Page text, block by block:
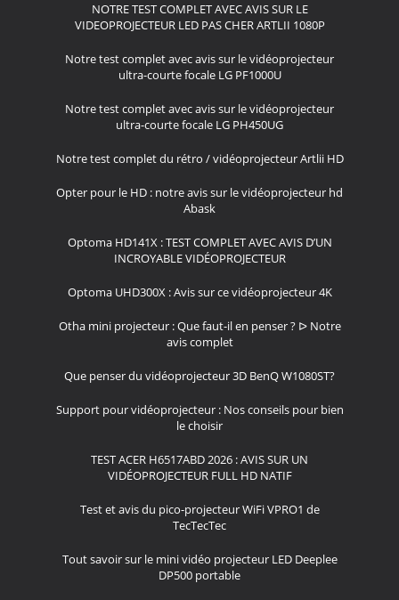
NOTRE TEST COMPLET AVEC AVIS SUR LE
VIDEOPROJECTEUR LED PAS CHER ARTLII 1080P
Notre test complet avec avis sur le vidéoprojecteur
ultra-courte focale LG PF1000U
Notre test complet avec avis sur le vidéoprojecteur
ultra-courte focale LG PH450UG
Notre test complet du rétro / vidéoprojecteur Artlii HD
Opter pour le HD : notre avis sur le vidéoprojecteur hd
Abask
Optoma HD141X : TEST COMPLET AVEC AVIS D’UN
INCROYABLE VIDÉOPROJECTEUR
Optoma UHD300X : Avis sur ce vidéoprojecteur 4K
Otha mini projecteur : Que faut-il en penser ? ᐅ Notre
avis complet
Que penser du vidéoprojecteur 3D BenQ W1080ST?
Support pour vidéoprojecteur : Nos conseils pour bien
le choisir
TEST ACER H6517ABD 2026 : AVIS SUR UN
VIDÉOPROJECTEUR FULL HD NATIF
Test et avis du pico-projecteur WiFi VPRO1 de
TecTecTec
Tout savoir sur le mini vidéo projecteur LED Deeplee
DP500 portable